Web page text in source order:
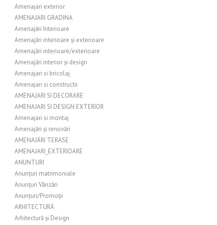
Amenajari exterior
AMENAJARI GRADINA
Amenajări Interioare
Amenajări interioare și exterioare
Amenajări interioare/exterioare
Amenajări interior și design
Amenajari si bricolaj
Amenajari si constructii
AMENAJARI SI DECORARE
AMENAJARI SI DESIGN EXTERIOR
Amenajari si montaj
Amenajări și renovări
AMENAJĂRI TERASE
AMENAJARI_EXTERIOARE
ANUNTURI
Anunțuri matrimoniale
Anunțuri Vânzări
Anunțuri/Promoții
ARHITECTURĂ
Arhitectură și Design